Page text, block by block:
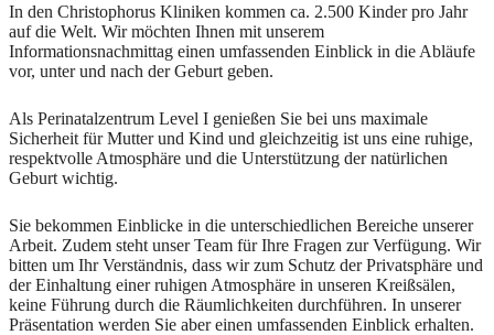
In den Christophorus Kliniken kommen ca. 2.500 Kinder pro Jahr
auf die Welt. Wir möchten Ihnen mit unserem
Informationsnachmittag einen umfassenden Einblick in die Abläufe
vor, unter und nach der Geburt geben.
Als Perinatalzentrum Level I genießen Sie bei uns maximale
Sicherheit für Mutter und Kind und gleichzeitig ist uns eine ruhige,
respektvolle Atmosphäre und die Unterstützung der natürlichen
Geburt wichtig.
Sie bekommen Einblicke in die unterschiedlichen Bereiche unserer
Arbeit. Zudem steht unser Team für Ihre Fragen zur Verfügung. Wir
bitten um Ihr Verständnis, dass wir zum Schutz der Privatsphäre und
der Einhaltung einer ruhigen Atmosphäre in unseren Kreißsälen,
keine Führung durch die Räumlichkeiten durchführen. In unserer
Präsentation werden Sie aber einen umfassenden Einblick erhalten.